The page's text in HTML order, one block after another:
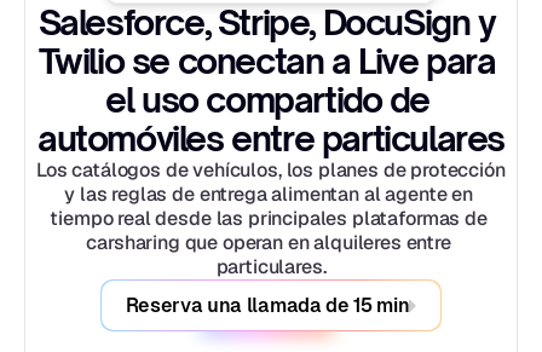
Salesforce, Stripe, DocuSign y
Twilio se conectan a Live para
el uso compartido de
automóviles entre particulares
Los catálogos de vehículos, los planes de protección
y las reglas de entrega alimentan al agente en
tiempo real desde las principales plataformas de
carsharing que operan en alquileres entre
particulares.
Reserva una llamada de 15 min